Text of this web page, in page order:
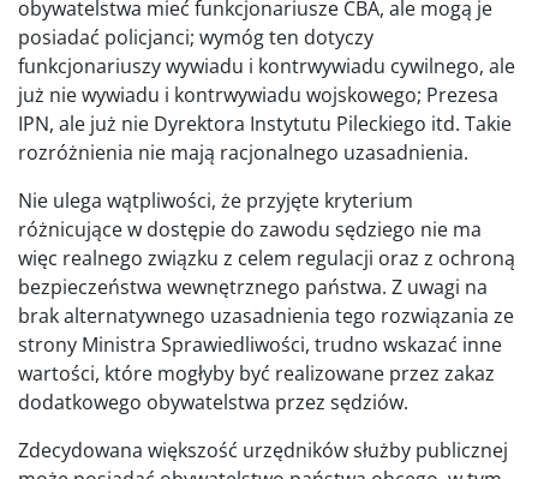
obywatelstwa mieć funkcjonariusze CBA, ale mogą je
posiadać policjanci; wymóg ten dotyczy
funkcjonariuszy wywiadu i kontrwywiadu cywilnego, ale
już nie wywiadu i kontrwywiadu wojskowego; Prezesa
IPN, ale już nie Dyrektora Instytutu Pileckiego itd. Takie
rozróżnienia nie mają racjonalnego uzasadnienia.
Nie ulega wątpliwości, że przyjęte kryterium
różnicujące w dostępie do zawodu sędziego nie ma
więc realnego związku z celem regulacji oraz z ochroną
bezpieczeństwa wewnętrznego państwa. Z uwagi na
brak alternatywnego uzasadnienia tego rozwiązania ze
strony Ministra Sprawiedliwości, trudno wskazać inne
wartości, które mogłyby być realizowane przez zakaz
dodatkowego obywatelstwa przez sędziów.
Zdecydowana większość urzędników służby publicznej